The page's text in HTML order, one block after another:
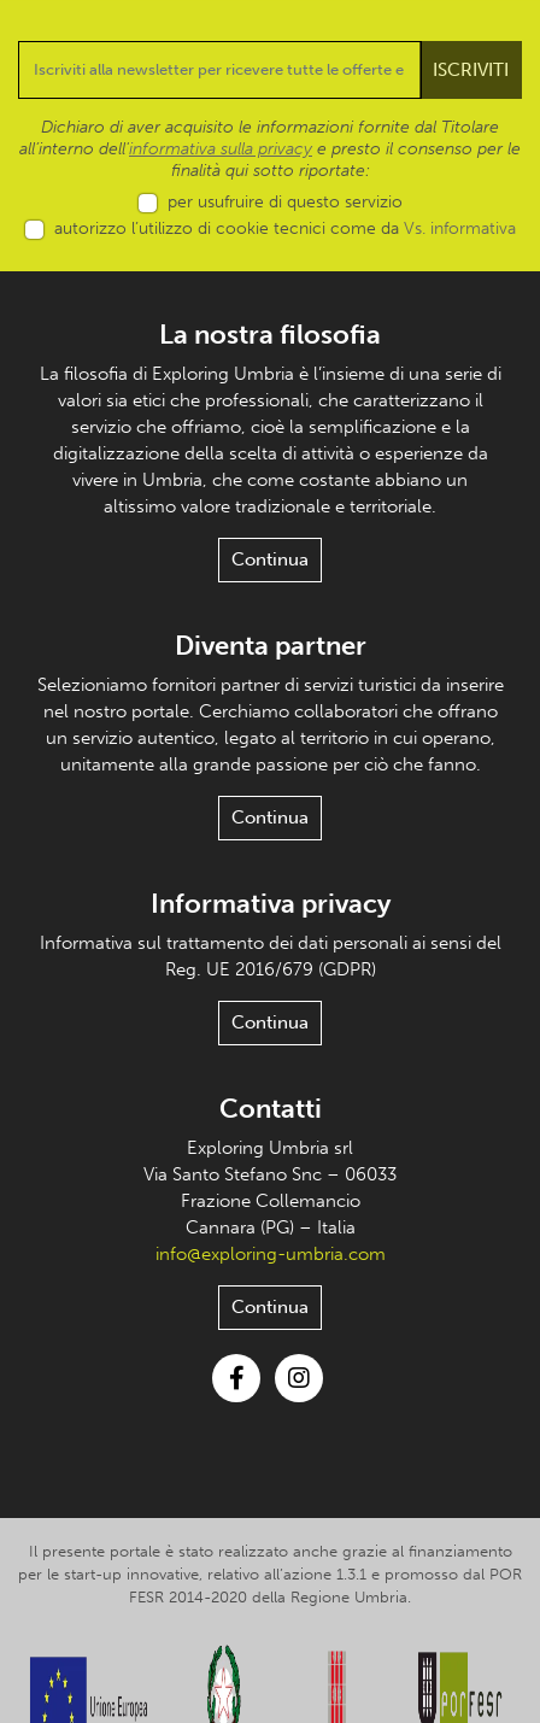
Dichiaro di aver acquisito le informazioni fornite dal Titolare
all’interno dell'informativa sulla privacy e presto il consenso per le
finalità qui sotto riportate:
per usufruire di questo servizio
autorizzo l’utilizzo di cookie tecnici come da Vs. informativa
La nostra filosofia
La filosofia di Exploring Umbria è l’insieme di una serie di
valori sia etici che professionali, che caratterizzano il
servizio che offriamo, cioè la semplificazione e la
digitalizzazione della scelta di attività o esperienze da
vivere in Umbria, che come costante abbiano un
altissimo valore tradizionale e territoriale.
Continua
Diventa partner
Selezioniamo fornitori partner di servizi turistici da inserire
nel nostro portale. Cerchiamo collaboratori che offrano
un servizio autentico, legato al territorio in cui operano,
unitamente alla grande passione per ciò che fanno.
Continua
Informativa privacy
Informativa sul trattamento dei dati personali ai sensi del
Reg. UE 2016/679 (GDPR)
Continua
Contatti
Exploring Umbria srl
Via Santo Stefano Snc – 06033
Frazione Collemancio
Cannara (PG) – Italia
info@exploring-umbria.com
Continua
Il presente portale è stato realizzato anche grazie al finanziamento
per le start-up innovative, relativo all’azione 1.3.1 e promosso dal POR
FESR 2014-2020 della Regione Umbria.